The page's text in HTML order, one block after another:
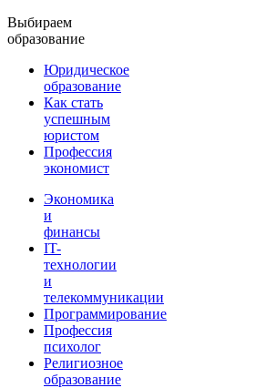
Выбираем
образование
Юридическое
образование
Как стать
успешным
юристом
Профессия
экономист
Экономика
и
финансы
IT-
технологии
и
телекоммуникации
Программирование
Профессия
психолог
Религиозное
образование